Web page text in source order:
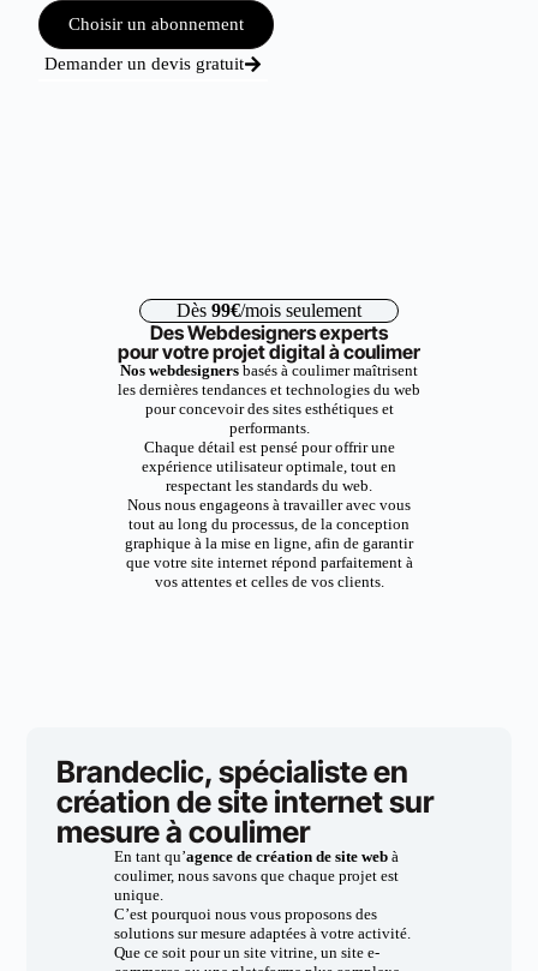
Choisir un abonnement
Demander un devis gratuit
Dès 99€/mois seulement
Des Webdesigners experts
pour votre projet digital à coulimer
Nos webdesigners basés à coulimer maîtrisent
les dernières tendances et technologies du web
pour concevoir des sites esthétiques et
performants.
Chaque détail est pensé pour offrir une
expérience utilisateur optimale, tout en
respectant les standards du web.
Nous nous engageons à travailler avec vous
tout au long du processus, de la conception
graphique à la mise en ligne, afin de garantir
que votre site internet répond parfaitement à
vos attentes et celles de vos clients.
Brandeclic, spécialiste en
création de site internet sur
mesure à coulimer
En tant qu’agence de création de site webà
coulimer, nous savons que chaque projet est
unique.
C’est pourquoi nous vous proposons des
solutions sur mesure adaptées à votre activité.
Que ce soit pour un site vitrine, un site e-